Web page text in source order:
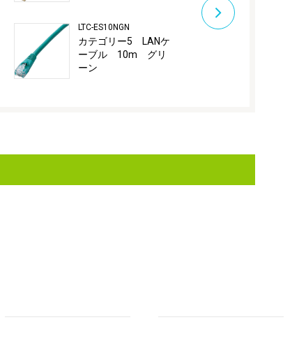
LTC-ES10NGN
カテゴリー5 LANケ
ーブル 10m グリ
ーン